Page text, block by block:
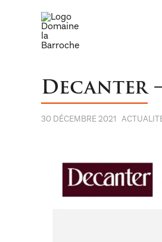
Decanter
30 DÉCEMBRE 2021